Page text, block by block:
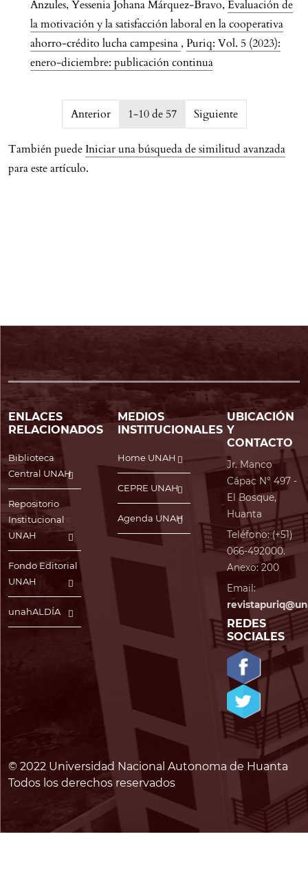
Anzules, Yessenia Johana Márquez-Bravo, Evaluación de
la motivación y la satisfacción laboral en la cooperativa
ahorro-crédito lucha campesina , Puriq: Vol. 5 (2023):
enero-diciembre: publicación continua
issue.pagination6a77c2b639318
Anterior 1-10 de 57 Siguiente
También puede Iniciar una búsqueda de similitud avanzada
para este artículo.
ENLACES
RELACIONADOS
Biblioteca
Central UNAH
Repositorio
Institucional
UNAH
Fondo Editorial
UNAH
unahALDÍA
MEDIOS
INSTITUCIONALES
Home UNAH
CEPRE UNAH
Agenda UNAH
UBICACIÓN
Y
CONTACTO
Jr. Manco
Cápac N° 497 -
El Bosque,
Huanta
Teléfono: (+51)
066-492000.
Anexo: 200
Email:
REDES
SOCIALES
© 2022 Universidad Nacional Autonoma de Huanta
Todos los derechos reservados